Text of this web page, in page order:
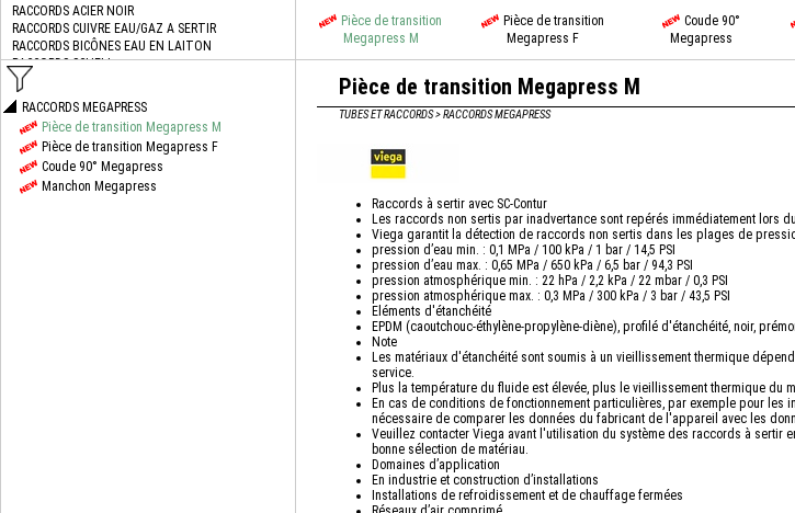
Pièce de transition
Megapress M
Pièce de transition
Megapress F
Coude 90°
Megapress